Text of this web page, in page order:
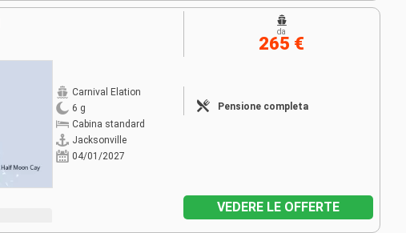
Carnival Elation
6 g
Cabina standard
Jacksonville
04/01/2027
Pensione completa
da
265 €
VEDERE LE OFFERTE